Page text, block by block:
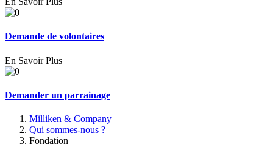
Demande de volontaires
En Savoir Plus
Demander un parrainage
Milliken & Company
Qui sommes-nous ?
Fondation